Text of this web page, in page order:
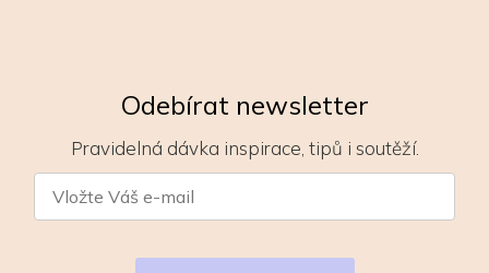
Odebírat newsletter
Pravidelná dávka inspirace, tipů i soutěží.